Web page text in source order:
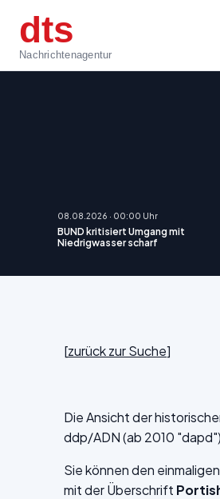
dts
Nachrichtenagentur
08.08.2026 · 00:00 Uhr
BUND kritisiert Umgang mit
Niedrigwasser scharf
[zurück zur Suche]
Die Ansicht der
ddp/ADN (ab 2010
Sie können den
mit der Überschrift